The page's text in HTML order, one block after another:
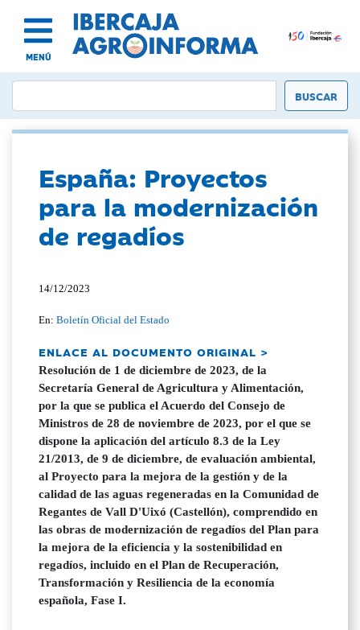
MENÚ
España: Proyectos
para la modernización
de regadíos
14/12/2023
En:Boletín Oficial del Estado
ENLACE AL DOCUMENTO ORIGINAL >
Resolución de 1 de diciembre de 2023, de la
Secretaría General de Agricultura y Alimentación,
por la que se publica el Acuerdo del Consejo de
Ministros de 28 de noviembre de 2023, por el que se
dispone la aplicación del artículo 8.3 de la Ley
21/2013, de 9 de diciembre, de evaluación ambiental,
al Proyecto para la mejora de la gestión y de la
calidad de las aguas regeneradas en la Comunidad de
Regantes de Vall D'Uixó (Castellón), comprendido en
las obras de modernización de regadíos del Plan para
la mejora de la eficiencia y la sostenibilidad en
regadíos, incluido en el Plan de Recuperación,
Transformación y Resiliencia de la economía
española, Fase I.